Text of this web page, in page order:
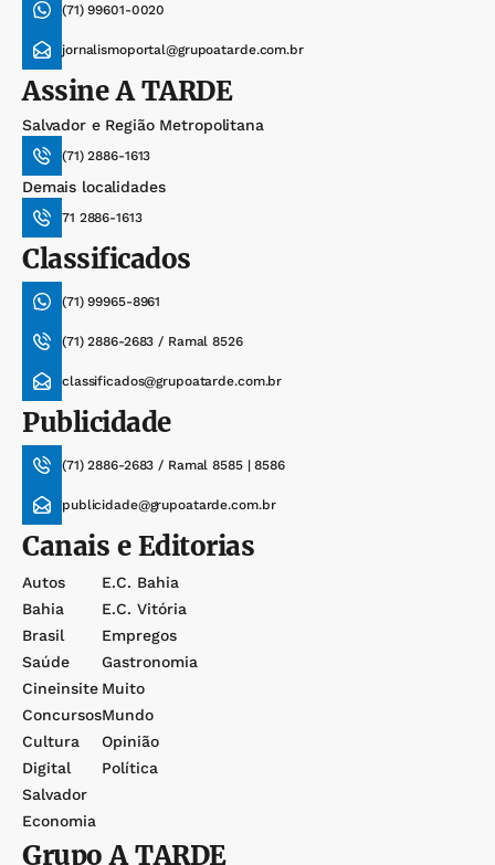
(71) 99601-0020
jornalismoportal@grupoatarde.com.br
AssineA TARDE
Salvador e Região Metropolitana
(71) 2886-1613
Demais localidades
71 2886-1613
Classificados
(71) 99965-8961
(71) 2886-2683 / Ramal 8526
classificados@grupoatarde.com.br
Publicidade
(71) 2886-2683 / Ramal 8585 | 8586
publicidade@grupoatarde.com.br
Canais e Editorias
Autos
Bahia
Brasil
Saúde
Cineinsite
Concursos
Cultura
Digital
Salvador
Economia
E.c. Bahia
E.c. Vitória
Empregos
Gastronomia
Muito
Mundo
Opinião
Política
GrupoA TARDE